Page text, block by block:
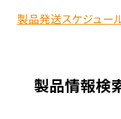
製品発送スケジュー
製品情報検